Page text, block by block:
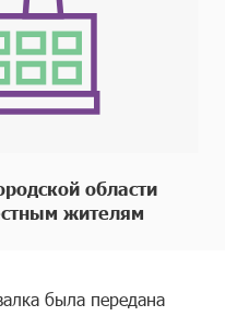
области
жителям
была передана